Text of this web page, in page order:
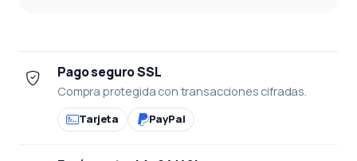
Pago seguro SSL
Compra protegida con transacciones cifradas.
Tarjeta PayPal